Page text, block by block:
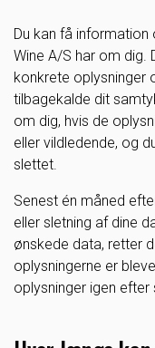
Du kan få information
Wine A/S har om dig.
konkrete oplysninger
tilbagekalde dit
om dig, hvis de
eller vildledende, og
slettet.
Senest én måned
eller sletning af dine
ønskede data, retter
oplysningerne er
oplysninger igen efter